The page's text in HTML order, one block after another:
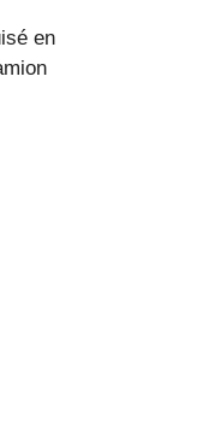
en